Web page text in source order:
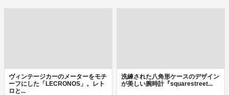
ヴィンテージカーのメーターをモチ
ーフにした「LECRONOS」。レト
ロと...
洗練された八角形ケースのデザイン
が美しい腕時計『squarestreet...